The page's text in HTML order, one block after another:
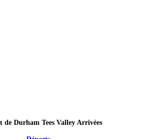
de Durham Tees Valley Arrivées